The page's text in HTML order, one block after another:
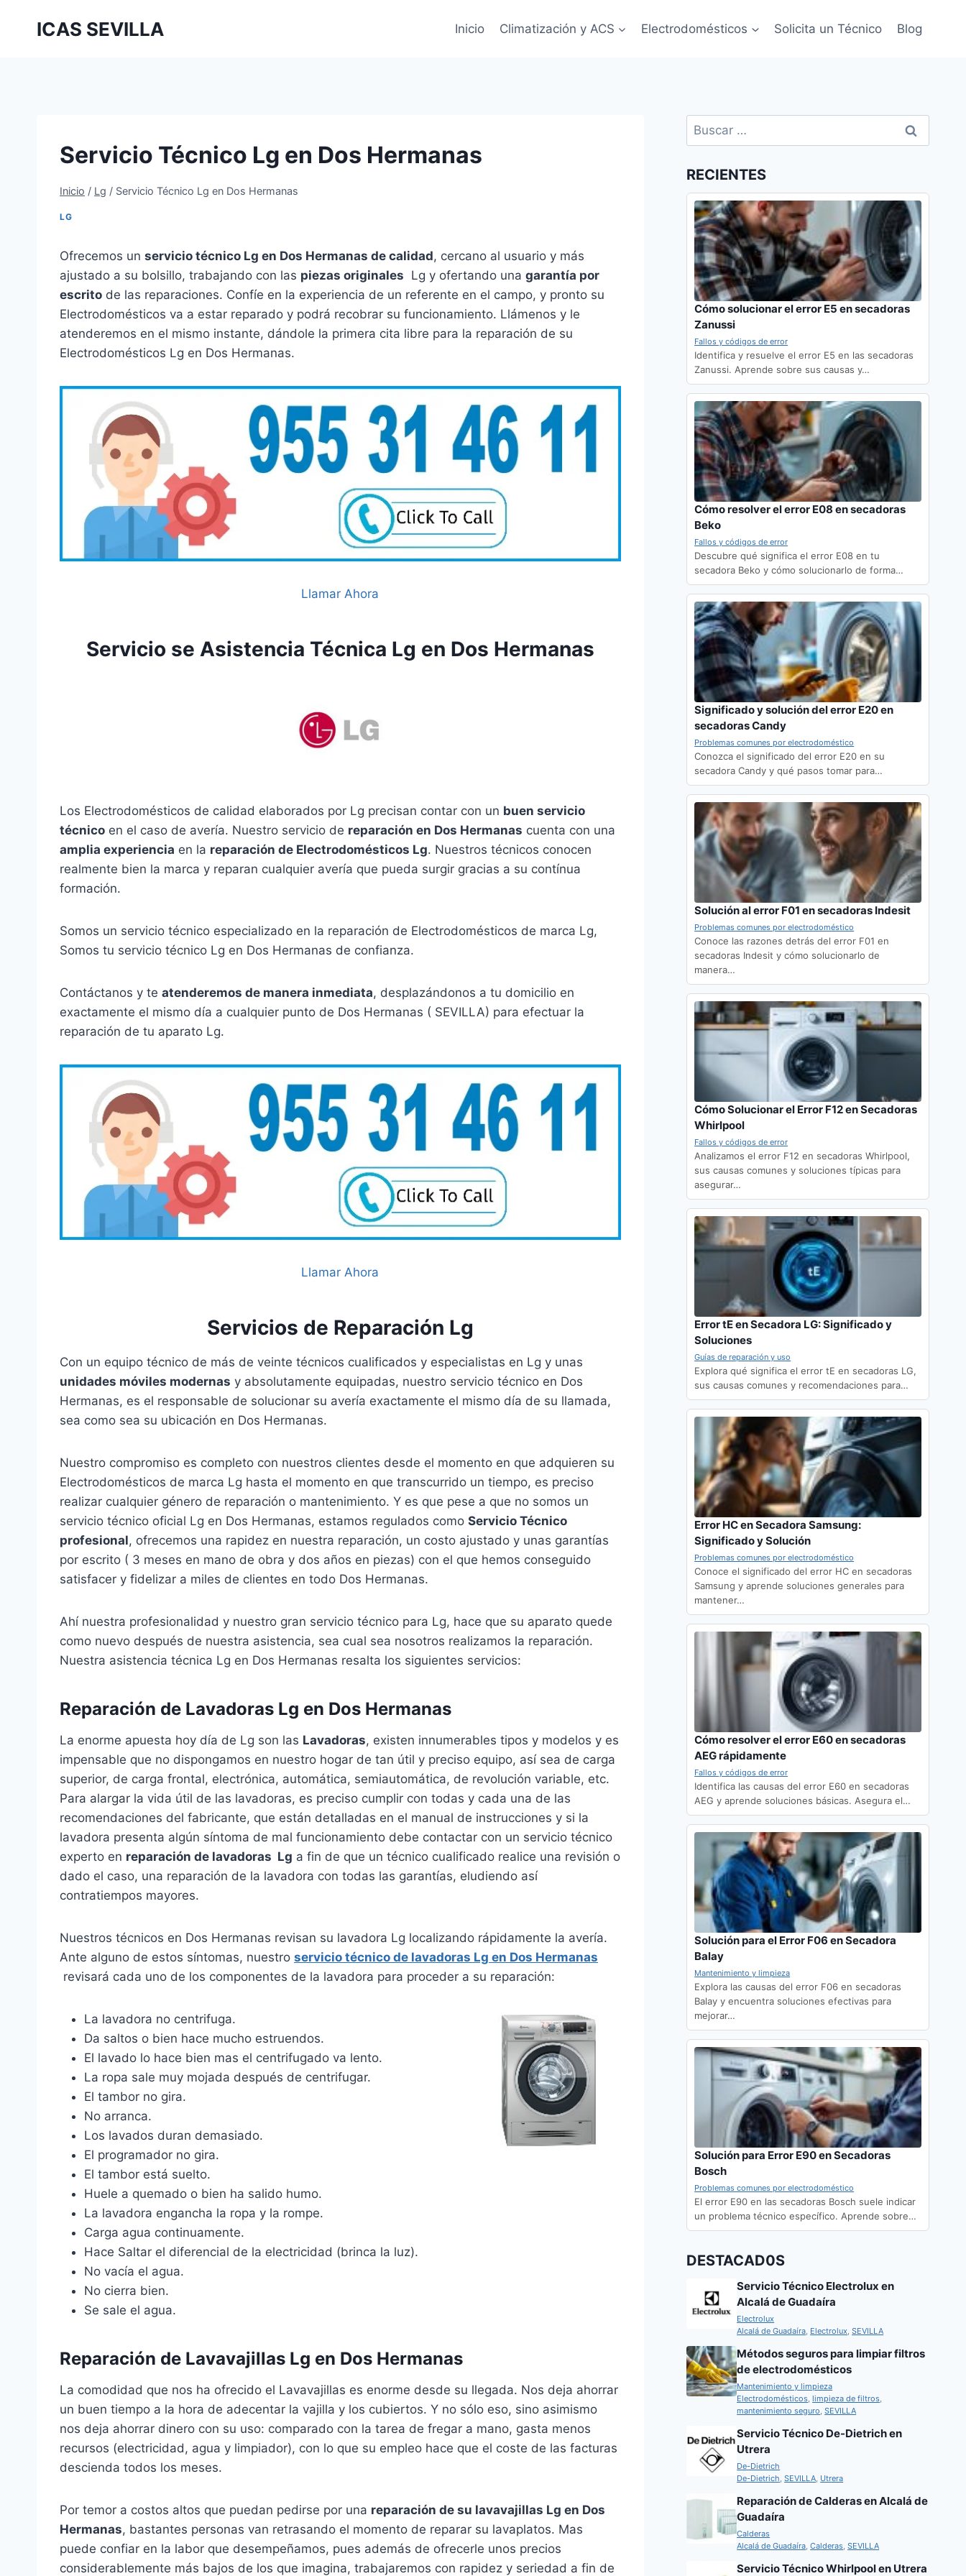
ICAS SEVILLA Inicio Climatización y ACS Electrodomésticos Solicita un Técnico Blog
Servicio Técnico Lg en Dos Hermanas
Inicio / Lg / Servicio Técnico Lg en Dos Hermanas
LG
Ofrecemos un servicio técnico Lg en Dos Hermanas de calidad, cercano al usuario y más
ajustado a su bolsillo, trabajando con las piezas originales Lg y ofertando una garantía por
escrito de las reparaciones. Confíe en la experiencia de un referente en el campo, y pronto su
Electrodomésticos va a estar reparado y podrá recobrar su funcionamiento. Llámenos y le
atenderemos en el mismo instante, dándole la primera cita libre para la reparación de su
Electrodomésticos Lg en Dos Hermanas.
Llamar Ahora
Servicio se Asistencia Técnica Lg en Dos Hermanas
Los Electrodomésticos de calidad elaborados por Lg precisan contar con un buen servicio
técnico en el caso de avería. Nuestro servicio de reparación en Dos Hermanas cuenta con una
amplia experiencia en la reparación de Electrodomésticos Lg. Nuestros técnicos conocen
realmente bien la marca y reparan cualquier avería que pueda surgir gracias a su contínua
formación.
Somos un servicio técnico especializado en la reparación de Electrodomésticos de marca Lg,
Somos tu servicio técnico Lg en Dos Hermanas de confianza.
Contáctanos y te atenderemos de manera inmediata, desplazándonos a tu domicilio en
exactamente el mismo día a cualquier punto de Dos Hermanas ( SEVILLA) para efectuar la
reparación de tu aparato Lg.
Llamar Ahora
Servicios de Reparación Lg
Con un equipo técnico de más de veinte técnicos cualificados y especialistas en Lg y unas
unidades móviles modernas y absolutamente equipadas, nuestro servicio técnico en Dos
Hermanas, es el responsable de solucionar su avería exactamente el mismo día de su llamada,
sea como sea su ubicación en Dos Hermanas.
Nuestro compromiso es completo con nuestros clientes desde el momento en que adquieren su
Electrodomésticos de marca Lg hasta el momento en que transcurrido un tiempo, es preciso
realizar cualquier género de reparación o mantenimiento. Y es que pese a que no somos un
servicio técnico oficial Lg en Dos Hermanas, estamos regulados como Servicio Técnico
profesional, ofrecemos una rapidez en nuestra reparación, un costo ajustado y unas garantías
por escrito ( 3 meses en mano de obra y dos años en piezas) con el que hemos conseguido
satisfacer y fidelizar a miles de clientes en todo Dos Hermanas.
Ahí nuestra profesionalidad y nuestro gran servicio técnico para Lg, hace que su aparato quede
como nuevo después de nuestra asistencia, sea cual sea nosotros realizamos la reparación.
Nuestra asistencia técnica Lg en Dos Hermanas resalta los siguientes servicios:
Reparación de Lavadoras Lg en Dos Hermanas
La enorme apuesta hoy día de Lg son las Lavadoras, existen innumerables tipos y modelos y es
impensable que no dispongamos en nuestro hogar de tan útil y preciso equipo, así sea de carga
superior, de carga frontal, electrónica, automática, semiautomática, de revolución variable, etc.
Para alargar la vida útil de las lavadoras, es preciso cumplir con todas y cada una de las
recomendaciones del fabricante, que están detalladas en el manual de instrucciones y si la
lavadora presenta algún síntoma de mal funcionamiento debe contactar con un servicio técnico
experto en reparación de lavadoras Lg a fin de que un técnico cualificado realice una revisión o
dado el caso, una reparación de la lavadora con todas las garantías, eludiendo así
contratiempos mayores.
Nuestros técnicos en Dos Hermanas revisan su lavadora Lg localizando rápidamente la avería.
Ante alguno de estos síntomas, nuestro servicio técnico de lavadoras Lg en Dos Hermanas
revisará cada uno de los componentes de la lavadora para proceder a su reparación:
La lavadora no centrifuga.
Da saltos o bien hace mucho estruendos.
El lavado lo hace bien mas el centrifugado va lento.
La ropa sale muy mojada después de centrifugar.
El tambor no gira.
No arranca.
Los lavados duran demasiado.
El programador no gira.
El tambor está suelto.
Huele a quemado o bien ha salido humo.
La lavadora engancha la ropa y la rompe.
Carga agua continuamente.
Hace Saltar el diferencial de la electricidad (brinca la luz).
No vacía el agua.
No cierra bien.
Se sale el agua.
Reparación de Lavavajillas Lg en Dos Hermanas
La comodidad que nos ha ofrecido el Lavavajillas es enorme desde su llegada. Nos deja ahorrar
un buen tiempo a la hora de adecentar la vajilla y los cubiertos. Y no sólo eso, sino asimismo
nos deja ahorrar dinero con su uso: comparado con la tarea de fregar a mano, gasta menos
recursos (electricidad, agua y limpiador), con lo que su empleo hace que el coste de las facturas
descienda todos los meses.
Por temor a costos altos que puedan pedirse por una reparación de su lavavajillas Lg en Dos
Hermanas, bastantes personas van retrasando el momento de reparar su lavaplatos. Mas
puede confiar en la labor que desempeñamos, pues además de ofrecerle unos precios
considerablemente más bajos de los que imagina, trabajaremos con rapidez y seriedad a fin de
Buscar:
RECIENTES
Cómo solucionar el error E5 en secadoras
Zanussi
Fallos y códigos de error
Identifica y resuelve el error E5 en las secadoras
Zanussi. Aprende sobre sus causas y…
Cómo resolver el error E08 en secadoras
Beko
Fallos y códigos de error
Descubre qué significa el error E08 en tu
secadora Beko y cómo solucionarlo de forma…
Significado y solución del error E20 en
secadoras Candy
Problemas comunes por electrodoméstico
Conozca el significado del error E20 en su
secadora Candy y qué pasos tomar para…
Solución al error F01 en secadoras Indesit
Problemas comunes por electrodoméstico
Conoce las razones detrás del error F01 en
secadoras Indesit y cómo solucionarlo de
manera…
Cómo Solucionar el Error F12 en Secadoras
Whirlpool
Fallos y códigos de error
Analizamos el error F12 en secadoras Whirlpool,
sus causas comunes y soluciones típicas para
asegurar…
Error tE en Secadora LG: Significado y
Soluciones
Guías de reparación y uso
Explora qué significa el error tE en secadoras LG,
sus causas comunes y recomendaciones para…
Error HC en Secadora Samsung:
Significado y Solución
Problemas comunes por electrodoméstico
Conoce el significado del error HC en secadoras
Samsung y aprende soluciones generales para
mantener…
Cómo resolver el error E60 en secadoras
AEG rápidamente
Fallos y códigos de error
Identifica las causas del error E60 en secadoras
AEG y aprende soluciones básicas. Asegura el…
Solución para el Error F06 en Secadora
Balay
Mantenimiento y limpieza
Explora las causas del error F06 en secadoras
Balay y encuentra soluciones efectivas para
mejorar…
Solución para Error E90 en Secadoras
Bosch
Problemas comunes por electrodoméstico
El error E90 en las secadoras Bosch suele indicar
un problema técnico específico. Aprende sobre…
DESTACAD0S
Servicio Técnico Electrolux en
Alcalá de Guadaíra
Electrolux
Alcalá de Guadaíra Electrolux ,SEVILLA
Métodos seguros para limpiar filtros
de electrodomésticos
Mantenimiento y limpieza
Electrodomésticos ,limpieza de filtros
mantenimiento seguro ,SEVILLA
Servicio Técnico De-Dietrich en
Utrera
De-Dietrich
De-Dietrich ,SEVILLA Utrera
Reparación de Calderas en Alcalá de
Guadaíra
Calderas
Alcalá de Guadaíra ,Calderas ,SEVILLA
Servicio Técnico Whirlpool en Utrera